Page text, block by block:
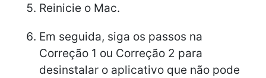
Reinicie o Mac.
Em seguida, siga os passos na
Correção 1 ou Correção 2 para
desinstalar o aplicativo que não pode